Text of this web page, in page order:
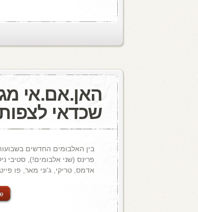
שכדאי
בין האלבומים החדשים
פרינס (שני אלבומים!), סטיבי
אדמס, טריקי, ג'וני מאר, פו